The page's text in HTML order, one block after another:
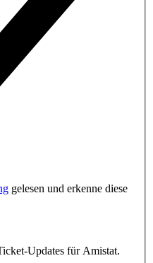
gelesen und erkenne diese
Updates für Amistat.